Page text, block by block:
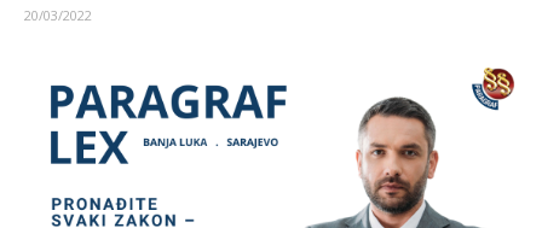
20/03/2022